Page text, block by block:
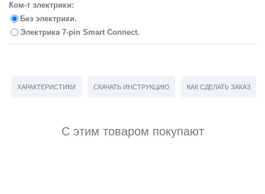
Ком-т электрики:
Без электрики.
Электрика 7-pin Smart Connect.
ХАРАКТЕРИСТИКИ СКАЧАТЬ ИНСТРУКЦИЮ КАК СДЕЛАТЬ ЗАКАЗ
С этим товаром покупают